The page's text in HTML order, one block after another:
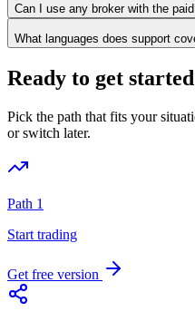
Can I use any broker with the
What languages does support
Ready to get
Pick the path that fits your
or switch later.
Path 1
Start trading
Get free version